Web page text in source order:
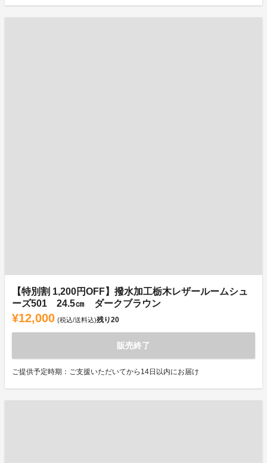
【特別割 1,200円OFF】撥水加工栃木レザールームシュ
ーズ501 24.5㎝ ダークブラウン
¥12,000 (税込/送料込)残り20
販売終了
ご提供予定時期：ご支援いただいてから14日以内にお届け